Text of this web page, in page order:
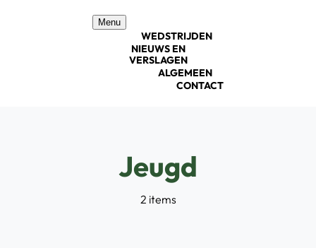
Menu
WEDSTRIJDEN
NIEUWS EN
VERSLAGEN
ALGEMEEN
CONTACT
Jeugd
2 items